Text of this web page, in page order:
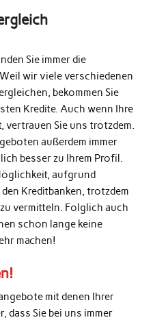
Sie immer die
wir viele verschiedenen
bekommen Sie
Kredite. Auch wenn Ihre
vertrauen Sie uns trotzdem.
außerdem immer
besser zu Ihrem Profil.
aufgrund
Kreditbanken, trotzdem
vermitteln. Folglich auch
schon lange keine
machen!
mit denen Ihrer
dass Sie bei uns immer